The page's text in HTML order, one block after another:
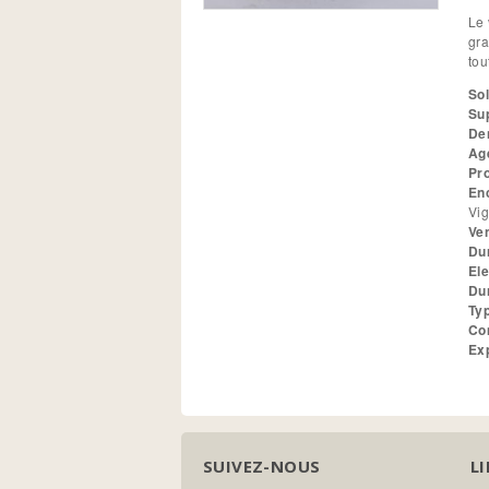
Le
SUIVEZ-NOUS